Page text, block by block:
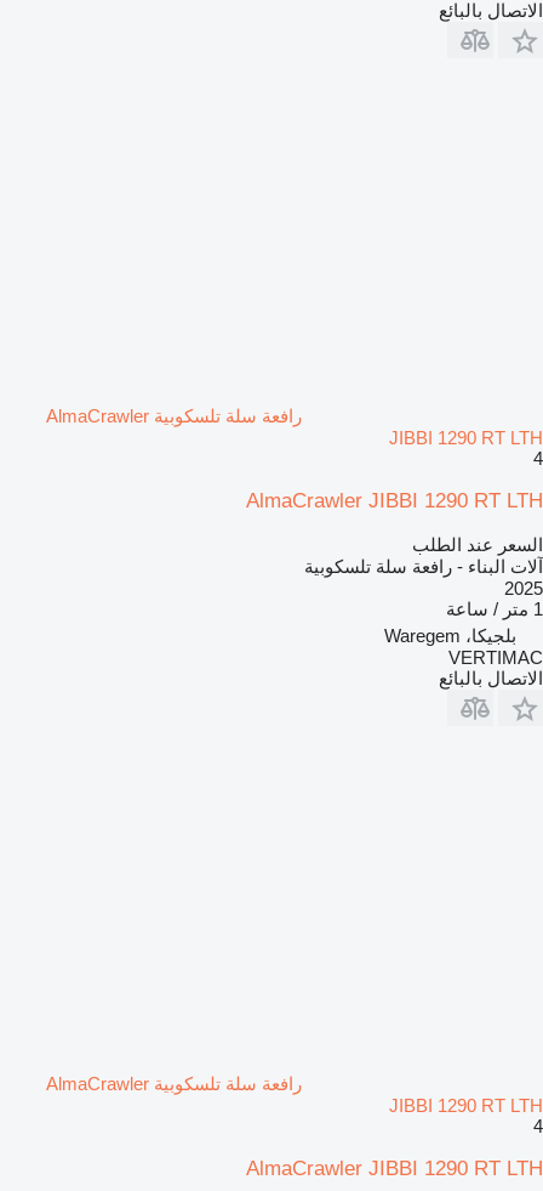
الاتصال بالبائع
رافعة سلة تلسكوبية AlmaCrawler
JIBBI 1290 RT LTH
4
AlmaCrawler JIBBI 1290 RT LTH
السعر عند الطلب
آلات البناء - رافعة سلة تلسكوبية
2025
1 متر / ساعة
بلجيكا، Waregem
VERTIMAC
الاتصال بالبائع
رافعة سلة تلسكوبية AlmaCrawler
JIBBI 1290 RT LTH
4
AlmaCrawler JIBBI 1290 RT LTH